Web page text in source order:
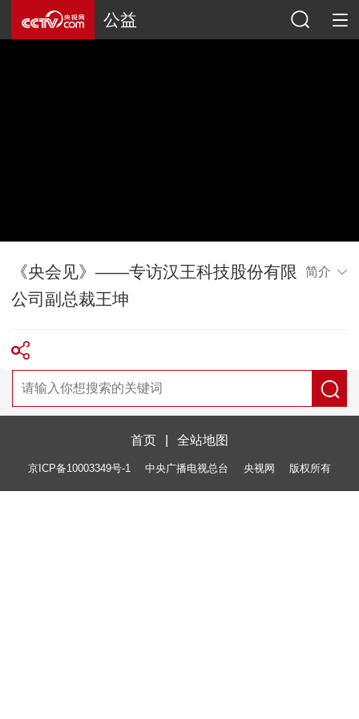
公益
《央会见》——专访汉王科技股份有限
公司副总裁王坤
简介
首页 全站地图
京ICP备10003349号-1 中央广播电视总台 央视网 版权所有